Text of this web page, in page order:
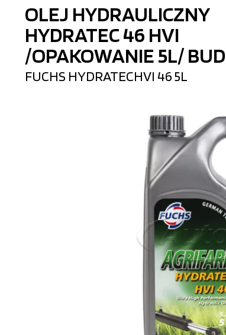
OLEJ HYDRAULICZNY
HYDRATEC 46 HVI
/OPAKOWANIE 5L/ BUD
FUCHS HYDRATECHVI 46 5L